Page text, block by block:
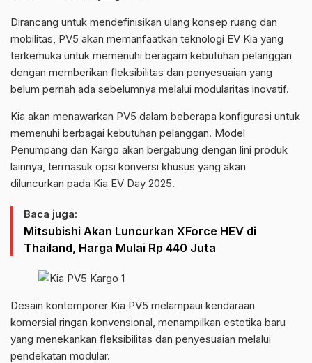
Dirancang untuk mendefinisikan ulang konsep ruang dan
mobilitas, PV5 akan memanfaatkan teknologi EV Kia yang
terkemuka untuk memenuhi beragam kebutuhan pelanggan
dengan memberikan fleksibilitas dan penyesuaian yang
belum pernah ada sebelumnya melalui modularitas inovatif.
Kia akan menawarkan PV5 dalam beberapa konfigurasi untuk
memenuhi berbagai kebutuhan pelanggan. Model
Penumpang dan Kargo akan bergabung dengan lini produk
lainnya, termasuk opsi konversi khusus yang akan
diluncurkan pada Kia EV Day 2025.
Baca juga:
Mitsubishi Akan Luncurkan XForce HEV di
Thailand, Harga Mulai Rp 440 Juta
Desain kontemporer Kia PV5 melampaui kendaraan
komersial ringan konvensional, menampilkan estetika baru
yang menekankan fleksibilitas dan penyesuaian melalui
pendekatan modular.